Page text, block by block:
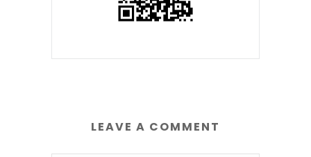
LEAVE A COMMENT